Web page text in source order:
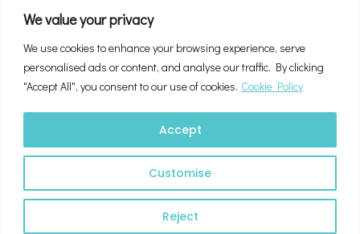
We value your privacy
We use cookies to enhance your browsing experience, serve
personalised ads or content, and analyse our traffic. By clicking
"Accept All", you consent to our use of cookies. Cookie Policy
Customise
Reject
Accept
Neos Marmaras Accommodation 2024 – 2025. |
Paraschou InfoSystems